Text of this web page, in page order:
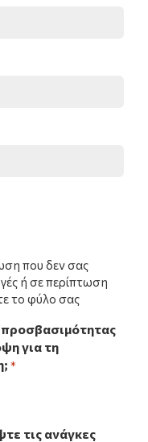
που δεν σας
ή σε περίπτωση
το φύλο σας
προσβασιμότητας
για τη
*
τις ανάγκες